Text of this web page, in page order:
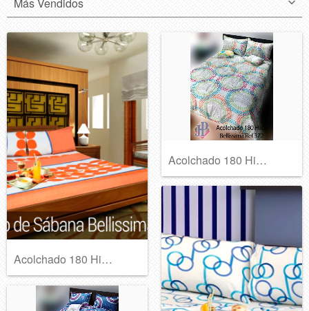
Acolchado 180 Hilos Bellissima Ref 369
Acolchado 180 Hilos Bellissima Ref 372